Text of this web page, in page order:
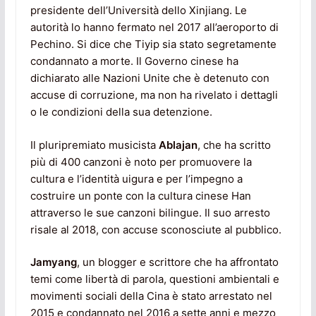
presidente dell’Università dello Xinjiang. Le
autorità lo hanno fermato nel 2017 all’aeroporto di
Pechino. Si dice che Tiyip sia stato segretamente
condannato a morte. Il Governo cinese ha
dichiarato alle Nazioni Unite che è detenuto con
accuse di corruzione, ma non ha rivelato i dettagli
o le condizioni della sua detenzione.
Il pluripremiato musicista Ablajan, che ha scritto
più di 400 canzoni è noto per promuovere la
cultura e l’identità uigura e per l’impegno a
costruire un ponte con la cultura cinese Han
attraverso le sue canzoni bilingue. Il suo arresto
risale al 2018, con accuse sconosciute al pubblico.
Jamyang, un blogger e scrittore che ha affrontato
temi come libertà di parola, questioni ambientali e
movimenti sociali della Cina è stato arrestato nel
2015 e condannato nel 2016 a sette anni e mezzo